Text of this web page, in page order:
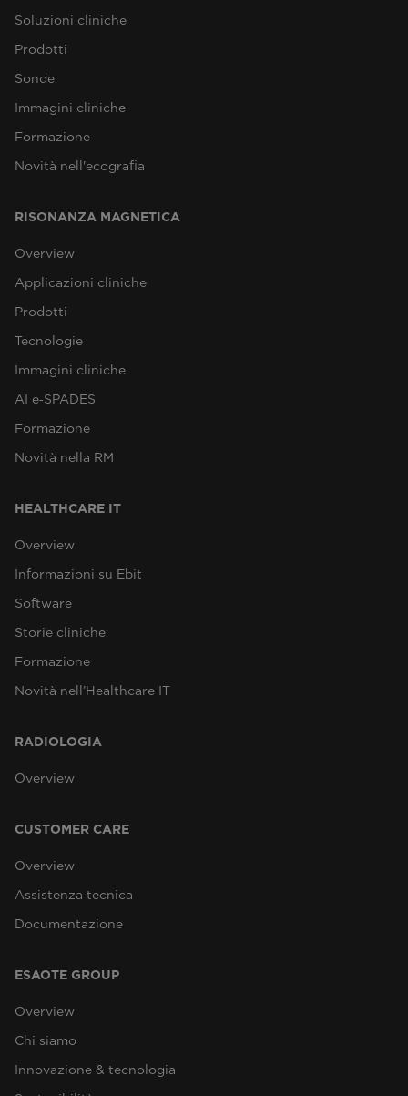
Soluzioni cliniche
Prodotti
Sonde
Immagini cliniche
Formazione
Novità nell'ecografia
RISONANZA MAGNETICA
Overview
Applicazioni cliniche
Prodotti
Tecnologie
Immagini cliniche
AI e‑SPADES
Formazione
Novità nella RM
HEALTHCARE IT
Overview
Informazioni su Ebit
Software
Storie cliniche
Formazione
Novità nell’Healthcare IT
RADIOLOGIA
Overview
CUSTOMER CARE
Overview
Assistenza tecnica
Documentazione
ESAOTE GROUP
Overview
Chi siamo
Innovazione & tecnologia